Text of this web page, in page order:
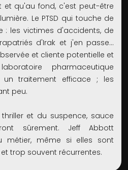
et qu'au fond, c'est peut-être
Le PTSD qui touche de
: les victimes d'accidents, de
d'Irak et j'en passe...
et cliente potentielle et
pharmaceutique
un traitement efficace ; les
peu.
et du suspence, sauce
sûrement. Jeff Abbott
métier, même si elles sont
trop souvent récurrentes.